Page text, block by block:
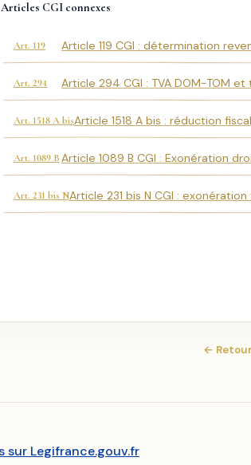
Articles CGI connexes
Art. 119 Article 119 CGI : détermination
Art. 294 Article 294 CGI : TVA DOM-TOM
Art. 1518 A bisArticle 1518 A bis : réduction
Art. 1089 B Article 1089 B CGI : Exonération
Art. 231 bis NArticle 231 bis N CGI :
←
sur Legifrance.gouv.fr